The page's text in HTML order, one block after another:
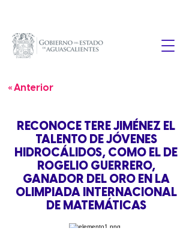
« Anterior
RECONOCE TERE JIMÉNEZ EL
TALENTO DE JÓVENES
HIDROCÁLIDOS, COMO EL DE
ROGELIO GUERRERO,
GANADOR DEL ORO EN LA
OLIMPIADA INTERNACIONAL
DE MATEMÁTICAS